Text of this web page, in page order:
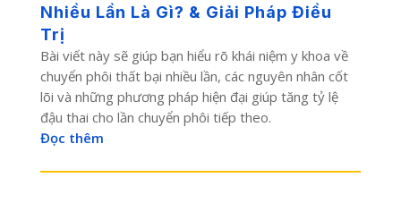
Nhiều Lần Là Gì? & Giải Pháp Điều
Trị
Bài viết này sẽ giúp bạn hiểu rõ khái niệm y khoa về
chuyển phôi thất bại nhiều lần, các nguyên nhân cốt
lõi và những phương pháp hiện đại giúp tăng tỷ lệ
đậu thai cho lần chuyển phôi tiếp theo.
Đọc thêm